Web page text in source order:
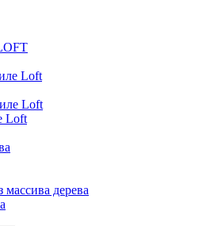
Loft
Loft
Loft
дерева